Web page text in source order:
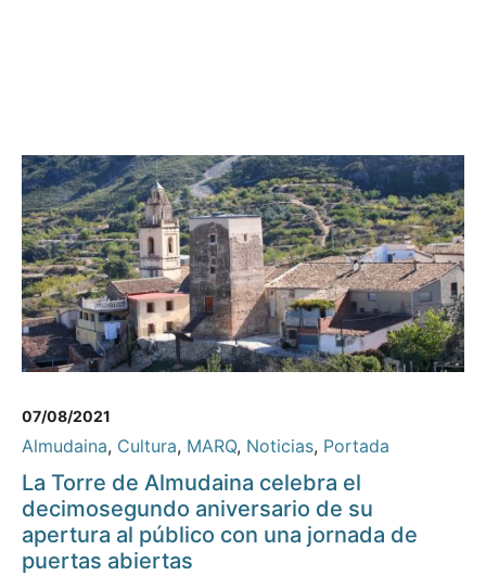
07/08/2021
Almudaina, Cultura, MARQ, Noticias, Portada
La Torre de Almudaina celebra el
decimosegundo aniversario de su
apertura al público con una jornada de
puertas abiertas